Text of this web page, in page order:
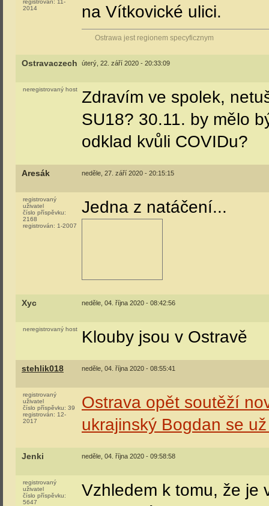
registrován: 11-
2014
na Vítkovické ulici.
Ostrawa jest regionem specyficznym
Ostravaczech úterý, 22. září 2020 - 20:33:09
neregistrovaný host
Zdravím ve spolek,
SU18? 30.11. by mělo
odklad kvůli COVIDu?
Aresák neděle, 27. září 2020 - 20:15:15
registrovaný
uživatel
číslo příspěvku:
2168
registrován: 1-2007
Jedna z natáčení...
Xyc neděle, 04. října 2020 - 08:42:56
neregistrovaný host Klouby jsou v Ostravě
stehlik018 neděle, 04. října 2020 - 08:55:41
registrovaný
uživatel
číslo příspěvku: 39
registrován: 12-
2017
Ostrava opět soutěží
ukrajinský Bogdan se
Jenki neděle, 04. října 2020 - 09:58:58
registrovaný
uživatel
číslo příspěvku:
5647
Vzhledem k tomu, že je